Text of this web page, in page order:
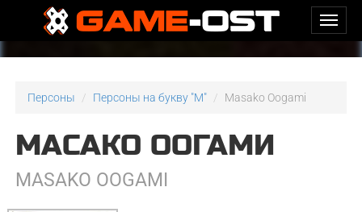
Персоны Персоны на букву "M" Masako Oogami
МАСАКО ООГАМИ
MASAKO OOGAMI